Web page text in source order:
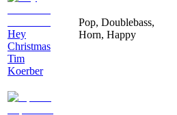
Hey
Christmas
Tim
Koerber
Pop, Doublebass,
Horn, Happy